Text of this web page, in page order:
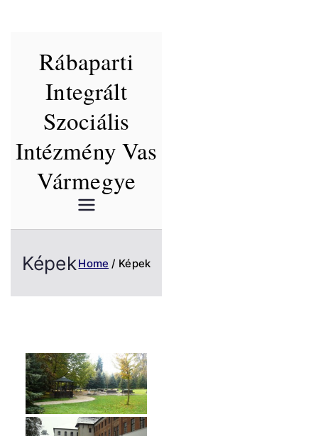
Rábaparti
Integrált
Szociális
Intézmény Vas
Vármegye
KépekHome Képek